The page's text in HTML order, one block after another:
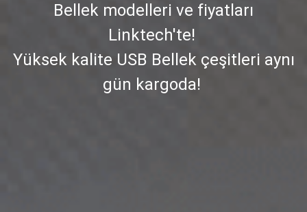
Bellek modelleri ve fiyatları
Linktech'te!
Yüksek kalite USB Bellek çeşitleri aynı
gün kargoda!